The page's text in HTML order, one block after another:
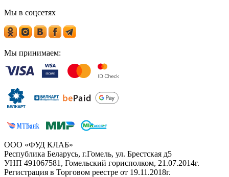
Мы в соцсетях
Мы принимаем:
ООО «ФУД КЛАБ»
Республика Беларусь, г.Гомель, ул. Брестская д5
УНП 491067581, Гомельский горисполком, 21.07.2014г.
Регистрация в Торговом реестре от 19.11.2018г.